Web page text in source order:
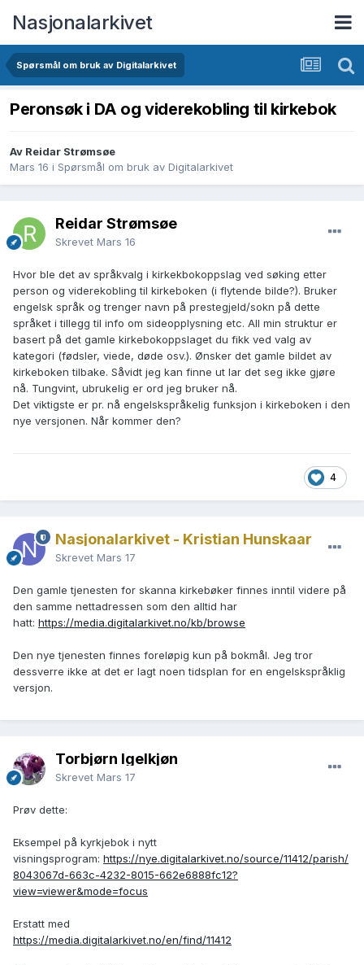
Nasjonalarkivet
Spørsmål om bruk av Digitalarkivet
Peronsøk i DA og viderekobling til kirkebok
Av Reidar Strømsøe
Mars 16 i Spørsmål om bruk av Digitalarkivet
Reidar Strømsøe
Skrevet Mars 16
Hvor ble det av språkvalg i kirkekbokoppslag ved søking etter
person og viderekobling til kirkeboken (i flytende bilde?). Bruker
engelsk språk og trenger navn på prestegjeld/sokn på dette
språket i tillegg til info om sideopplysning etc. All min struktur er
basert på det gamle kirkebokoppslaget du fikk ved valg av
kategori (fødsler, viede, døde osv.). Ønsker det gamle bildet av
kirkeboken tilbake. Såvidt jeg kan finne ut lar det seg ikke gjøre
nå. Tungvint, ubrukelig er ord jeg bruker nå.
Det viktigste er pr. nå engelskspråkelig funksjon i kirkeboken i den
nye versjonen. Når kommer den?
4
Nasjonalarkivet - Kristian Hunskaar
Skrevet Mars 17
Den gamle tjenesten for skanna kirkebøker finnes inntil videre på
den samme nettadressen som den alltid har
hatt: https://media.digitalarkivet.no/kb/browse
Den nye tjenesten finnes foreløpig kun på bokmål. Jeg tror
dessverre ikke at det er lagt noen tidsplan for en engelskspråklig
versjon.
Torbjørn Igelkjøn
Skrevet Mars 17
Prøv dette:
Eksempel på kyrkjebok i nytt
visningsprogram: https://nye.digitalarkivet.no/source/11412/parish/
8043067d-663c-4232-8015-662e6888fc12?
view=viewer&mode=focus
Erstatt med
https://media.digitalarkivet.no/en/find/11412